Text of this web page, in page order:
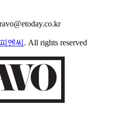
엔씨 . All rights reserved